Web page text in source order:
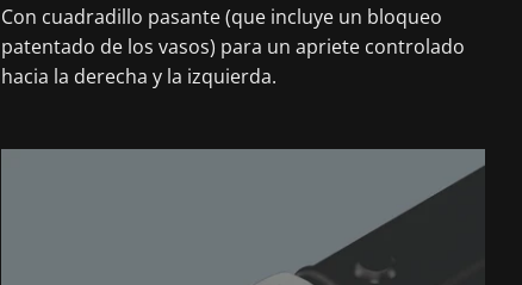
Con cuadradillo pasante (que incluye un bloqueo
patentado de los vasos) para un apriete controlado
hacia la derecha y la izquierda.